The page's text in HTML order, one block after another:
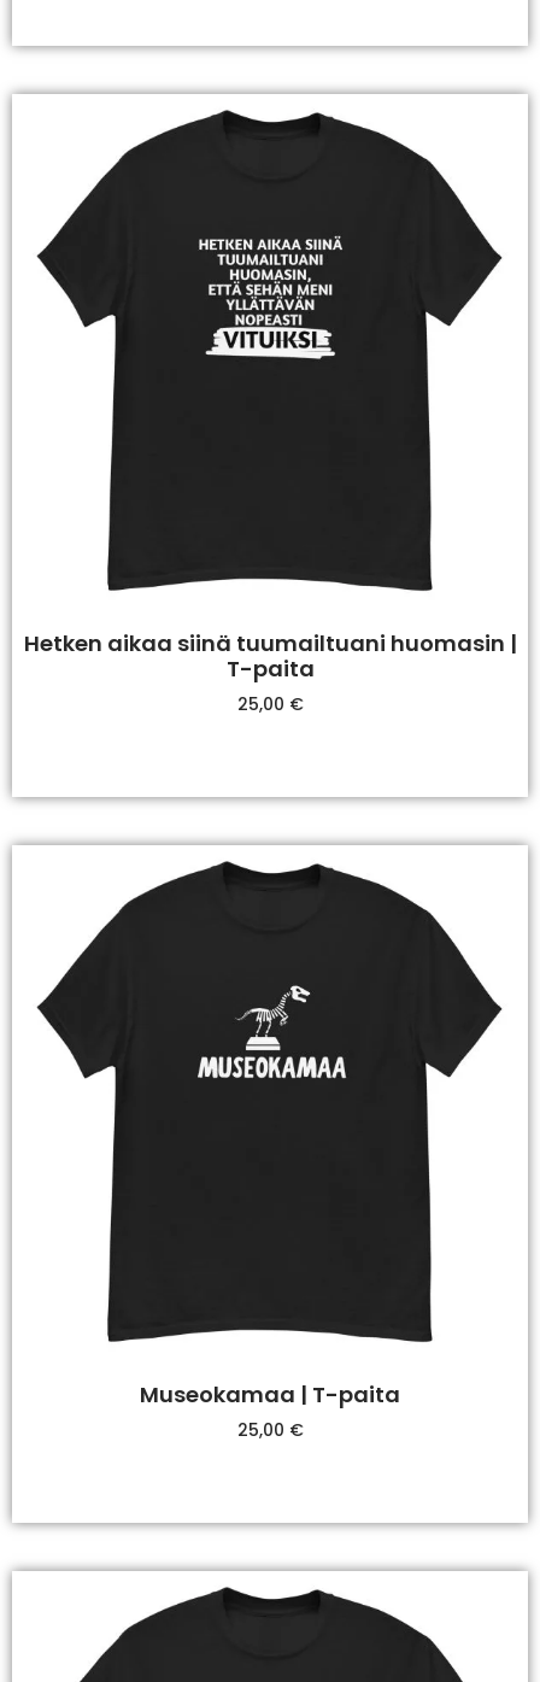
Hetken aikaa siinä tuumailtuani huomasin |
T-paita
25,00 €
Museokamaa | T-paita
25,00 €